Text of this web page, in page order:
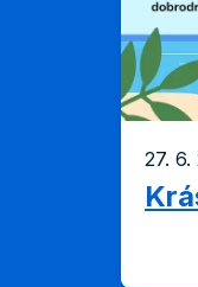
27. 6.